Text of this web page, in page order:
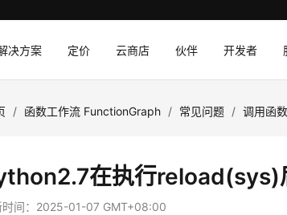
决方案 定价 云商店 伙伴 开发者
/ 函数工作流 FunctionGraph / 常见问题 / 调用函数
在执行reload(sys)
间： 2025-01-07 GMT+08:00